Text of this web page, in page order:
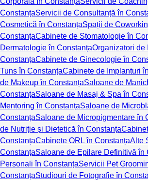
ConstanțaServicii de Consultanță în
Cosmetică în ConstanțaSpații de
ConstanțaCabinete de Stomatologie în
Dermatologie în ConstanțaOrganizatori de
ConstanțaCabinete de Ginecologie în
Tuns în ConstanțaCabinete de Implanturi
de Makeup în ConstanțaSaloane de
ConstanțaSaloane de Masaj & Spa în
Mentoring în ConstanțaSaloane de
ConstanțaSaloane de Micropigmentare în
de Nutriție și Dietetică în Constanța
ConstanțaCabinete ORL în ConstanțaAlte
ConstanțaSaloane de Epilare Definitivă în
Personali în ConstanțaServicii Pet
ConstanțaStudiouri de Fotografie în